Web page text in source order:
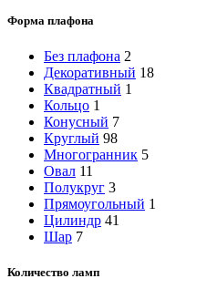
Форма плафона
Без плафона 2
Декоративный 18
Квадратный 1
Кольцо 1
Конусный 7
Круглый 98
Многогранник 5
Овал 11
Полукруг 3
Прямоугольный 1
Цилиндр 41
Шар 7
Количество ламп